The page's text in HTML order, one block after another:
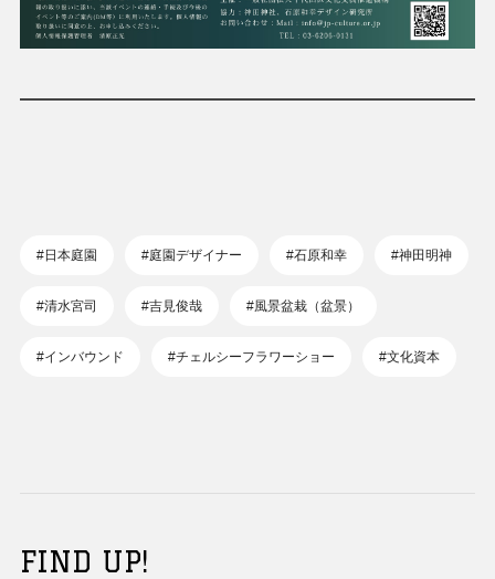
#日本庭園 #庭園デザイナー #石原和幸 #神田明神
#清水宮司 #吉見俊哉 #風景盆栽（盆景）
#インバウンド #チェルシーフラワーショー #文化資本
FIND UP!